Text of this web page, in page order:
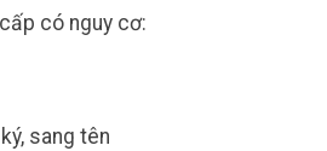
có nguy cơ:
sang tên